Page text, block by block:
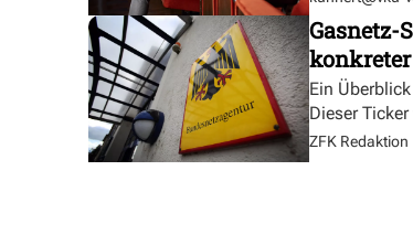
Gasnetz-
konkreter
Ein
Dieser
ZFK Redaktion